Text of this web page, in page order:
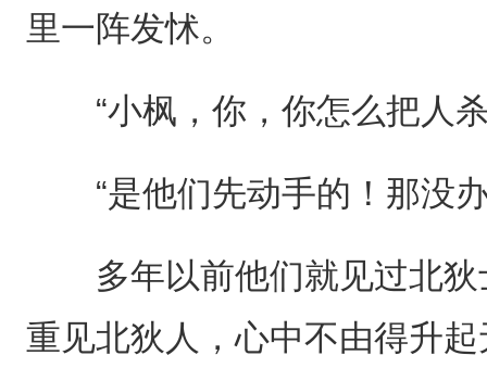
里一阵发怵。
“小枫，你，你怎么把人杀
“是他们先动手的！那没办
多年以前他们就见过北狄
重见北狄人，心中不由得升